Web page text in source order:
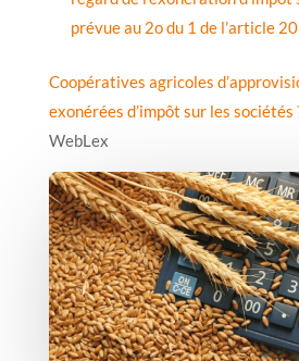
prévue au 2o du 1 de l’article
Coopératives agricoles
exonérées d’impôt sur les sociétés
WebLex